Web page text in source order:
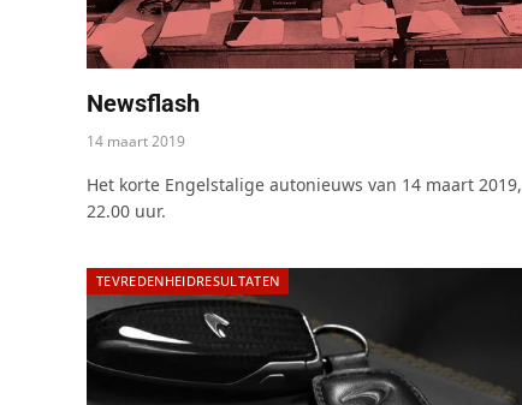
Newsflash
14 maart 2019
Het korte Engelstalige autonieuws van 14 maart 2019,
22.00 uur.
TEVREDENHEIDRESULTATEN